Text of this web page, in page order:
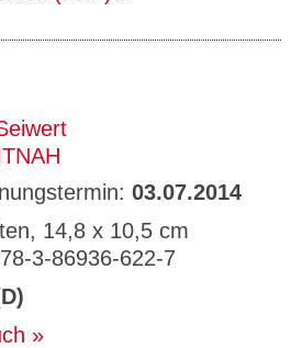
03.07.2014
14,8 x 10,5 cm
3-86936-622-7